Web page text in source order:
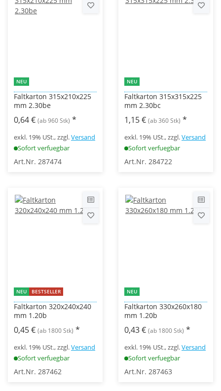
NEU
Faltkarton 315x210x225
mm 2.30be
0,64 € (ab 960 Stk) *
exkl. 19% USt., zzgl.Versand
Sofort verfuegbar
Art.Nr. 287474
NEU
Faltkarton 315x315x225
mm 2.30bc
1,15 € (ab 360 Stk) *
exkl. 19% USt., zzgl.Versand
Sofort verfuegbar
Art.Nr. 284722
NEU BESTSELLER
Faltkarton 320x240x240
mm 1.20b
0,45 € (ab 1800 Stk) *
exkl. 19% USt., zzgl.Versand
Sofort verfuegbar
Art.Nr. 287462
NEU
Faltkarton 330x260x180
mm 1.20b
0,43 € (ab 1800 Stk) *
exkl. 19% USt., zzgl.Versand
Sofort verfuegbar
Art.Nr. 287463